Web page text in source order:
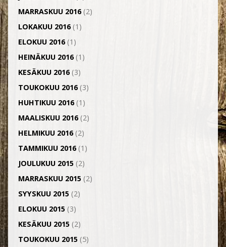
MARRASKUU 2016(2)
LOKAKUU 2016(1)
ELOKUU 2016(1)
HEINÄKUU 2016(1)
KESÄKUU 2016(3)
TOUKOKUU 2016(3)
HUHTIKUU 2016(1)
MAALISKUU 2016(2)
HELMIKUU 2016(2)
TAMMIKUU 2016(1)
JOULUKUU 2015(2)
MARRASKUU 2015(2)
SYYSKUU 2015(2)
ELOKUU 2015(3)
KESÄKUU 2015(2)
TOUKOKUU 2015(5)